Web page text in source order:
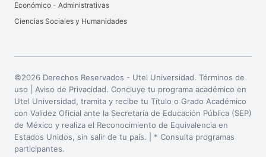
Económico - Administrativas
Ciencias Sociales y Humanidades
©2026 Derechos Reservados - Utel Universidad. Términos de
uso | Aviso de Privacidad. Concluye tu programa académico en
Utel Universidad, tramita y recibe tu Título o Grado Académico
con Validez Oficial ante la Secretaría de Educación Pública (SEP)
de México y realiza el Reconocimiento de Equivalencia en
Estados Unidos, sin salir de tu país. | * Consulta programas
participantes.